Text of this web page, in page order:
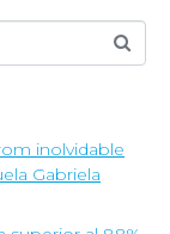
inolvidable
Gabriela